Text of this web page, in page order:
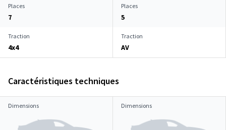
Places
7
Places
5
Traction
4x4
Traction
AV
Caractéristiques techniques
Dimensions Dimensions